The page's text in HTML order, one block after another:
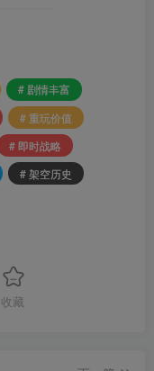
# 剧情丰富
# 重玩价值
# 即时战略
# 架空历史
收藏